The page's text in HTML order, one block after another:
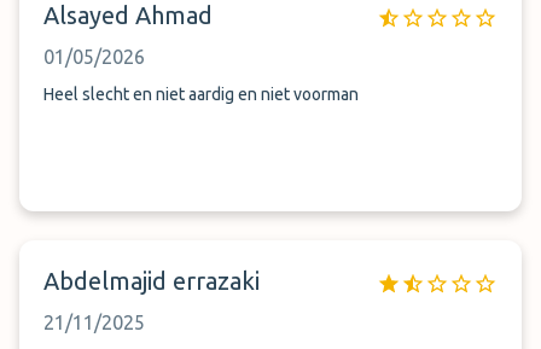
Alsayed Ahmad
01/05/2026
Heel slecht en niet aardig en niet voorman
Abdelmajid errazaki
21/11/2025